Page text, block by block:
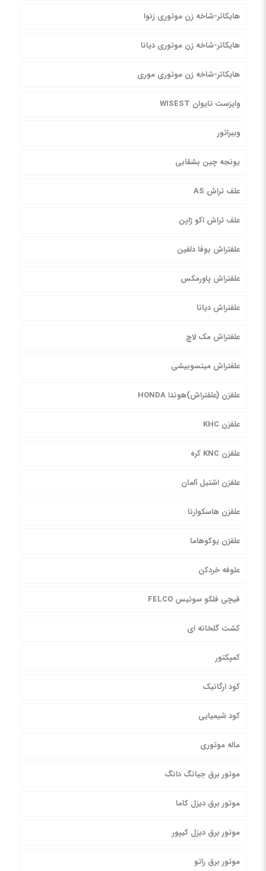
هایکاتر-شاخه زن موتوری زنوا
هایکاتر-شاخه زن موتوری دیانا
هایکاتر-شاخه زن موتوری موری
وایزست تایوان WISEST
ویبراتور
یونجه چین بشقابی
علف تراش AS
علف تراش اکو ژاپن
علفتراش بوفا دلفین
علفتراش پاورمکس
علفتراش دیانا
علفتراش مک لاچ
علفتراش میتسوبیشی
علفزن (علفتراش)هوندا HONDA
علفزن KHC
علفزن KNC کره
علفزن اشتیل آلمان
علفزن هاسکوارنا
علفزن یوکوهاما
علوفه خردکن
قیچی فلکو سوئیس FELCO
کشت گلخانه ای
کمپکتور
کود ارگانیک
کود شیمیایی
ماله موتوری
موتور برق جیانگ دانگ
موتور برق دیزل کاما
موتور برق دیزل کیپور
موتور برق راتو